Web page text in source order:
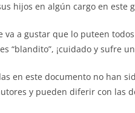
hijos en algún cargo en este
va a gustar que lo puteen
“blandito”, ¡cuidado y sufre
en este documento no han
y pueden diferir con las